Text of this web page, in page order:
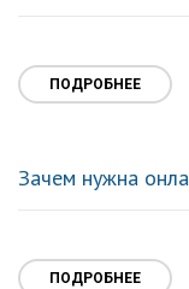
ПОДРОБНЕЕ
Зачем нужна
ПОДРОБНЕЕ